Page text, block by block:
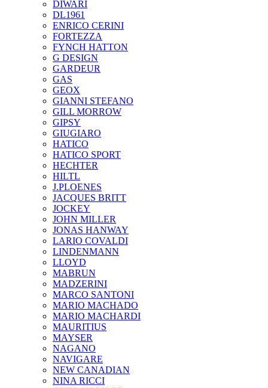
DIWARI
DL1961
ENRICO CERINI
FORTEZZA
FYNCH HATTON
G DESIGN
GARDEUR
GAS
GEOX
GIANNI STEFANO
GILL MORROW
GIPSY
GIUGIARO
HATICO
HATICO SPORT
HECHTER
HILTL
J.PLOENES
JAСQUES BRITT
JOCKEY
JOHN MILLER
JONAS HANWAY
LARIO COVALDI
LINDENMANN
LLOYD
MABRUN
MADZERINI
MARCO SANTONI
MARIO MACHADO
MARIO MACHARDI
MAURITIUS
MAYSER
NAGANO
NAVIGARE
NEW CANADIAN
NINA RICCI